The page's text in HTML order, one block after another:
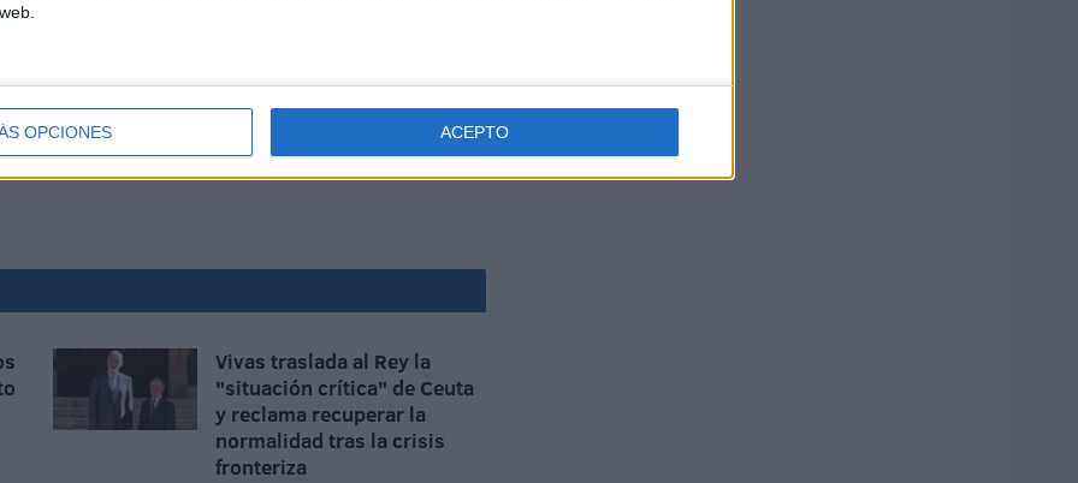
OPCIONES ACEPTO
conforme vayan avanzando esas entregas de
admitidos de inmediato por las autoridades del
Vivas traslada al Rey la
"situación crítica" de Ceuta
y reclama recuperar la
normalidad tras la crisis
fronteriza